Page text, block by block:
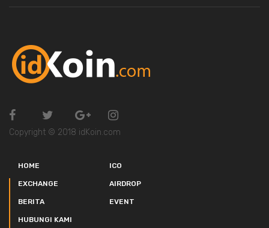
Copyright © 2018 idKoin.com
HOME ICO
EXCHANGE AIRDROP
BERITA EVENT
HUBUNGI KAMI